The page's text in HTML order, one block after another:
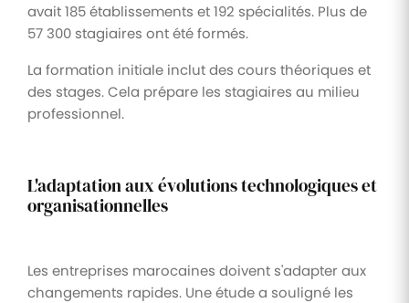
avait 185 établissements et 192 spécialités. Plus de
57 300 stagiaires ont été formés.
La formation initiale inclut des cours théoriques et
des stages. Cela prépare les stagiaires au milieu
professionnel.
L'adaptation aux évolutions technologiques et
organisationnelles
Les entreprises marocaines doivent s'adapter aux
changements rapides. Une étude a souligné les